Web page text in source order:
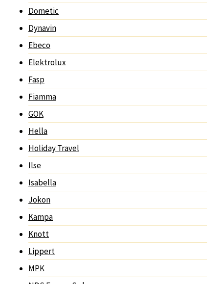
Dometic
Dynavin
Ebeco
Elektrolux
Fasp
Fiamma
GOK
Hella
Holiday Travel
Ilse
Isabella
Jokon
Kampa
Knott
Lippert
MPK